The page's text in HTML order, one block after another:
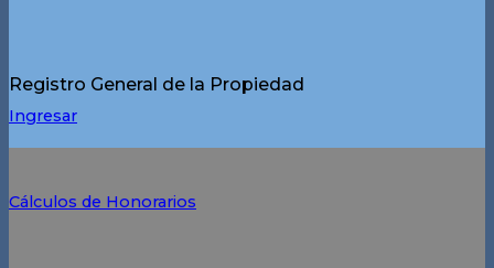
Registro General de la Propiedad
Ingresar
Cálculos de Honorarios